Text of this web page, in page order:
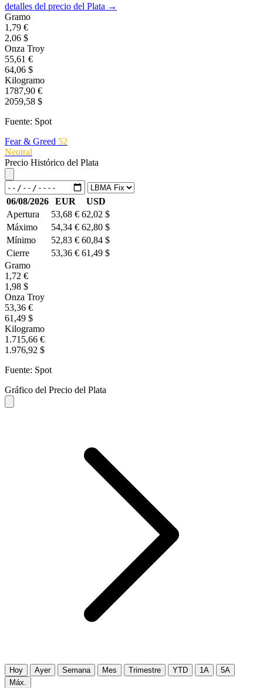
detalles del precio del Plata →
Gramo
1,79 €
2,06 $
Onza Troy
55,61 €
64,06 $
Kilogramo
1787,90 €
2059,58 $
Fuente: Spot
Fear & Greed 52
Neutral
Precio Histórico del Plata
06/08/2026 EUR
USD
Apertura
53,68 € 62,02 $
Máximo
54,34 € 62,80 $
Mínimo
52,83 € 60,84 $
Cierre
53,36 € 61,49 $
Gramo
1,72 €
1,98 $
Onza Troy
53,36 €
61,49 $
Kilogramo
1.715,66 €
1.976,92 $
Fuente: Spot
Gráfico del Precio del Plata
Hoy Ayer Semana Mes Trimestre YTD 1A
5A
Máx.